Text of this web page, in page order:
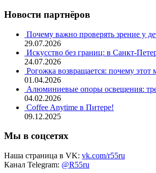
Новости партнёров
Почему важно проверять зрение у
29.07.2026
Искусство без границ: в Санкт-
24.07.2026
Рогожка возвращается: почему этот
01.04.2026
Алюминиевые опоры освещения:
04.02.2026
Coffee Anytime в Питере!
09.12.2025
Мы в соцсетях
Наша страница в VK: vk.com/r55ru
Канал Telegram: @R55ru